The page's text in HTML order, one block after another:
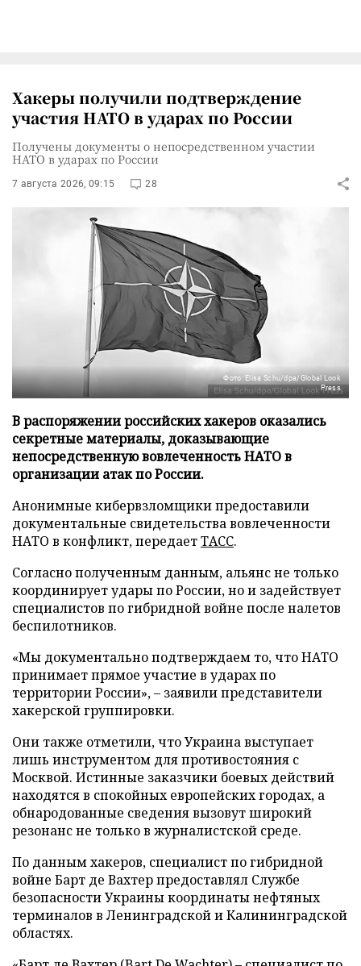
Хакеры получили подтверждение
участия НАТО в ударах по России
Получены документы о непосредственном участии
НАТО в ударах по России
7 августа 2026, 09:15 28
Фото: Elisa Schu/dpa/Global Look
Press
В распоряжении российских хакеров оказались
секретные материалы, доказывающие
непосредственную вовлеченность НАТО в
организации атак по России.
Анонимные кибервзломщики предоставили
документальные свидетельства вовлеченности
НАТО в конфликт, передаетТАСС.
Согласно полученным данным, альянс не только
координирует удары по России, но и задействует
специалистов по гибридной войне после налетов
беспилотников.
«Мы документально подтверждаем то, что НАТО
принимает прямое участие в ударах по
территории России», – заявили представители
хакерской группировки.
Они также отметили, что Украина выступает
лишь инструментом для противостояния с
Москвой. Истинные заказчики боевых действий
находятся в спокойных европейских городах, а
обнародованные сведения вызовут широкий
резонанс не только в журналистской среде.
По данным хакеров, специалист по гибридной
войне Барт де Вахтер предоставлял Службе
безопасности Украины координаты нефтяных
терминалов в Ленинградской и Калининградской
областях.